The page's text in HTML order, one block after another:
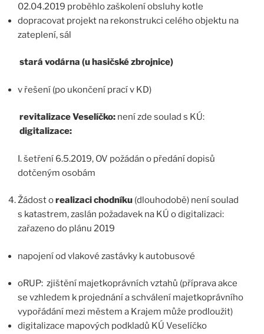
02.04.2019 proběhlo zaškolení obsluhy kotle
dopracovat projekt na rekonstrukci celého objektu na
zateplení, sál
stará vodárna (u hasičské zbrojnice)
v řešení (po ukončení prací v KD)
revitalizace Veselíčko: není zde soulad s KÚ:
digitalizace:
I. šetření 6.5.2019, OV požádán o předání dopisů
dotčeným osobám
Žádost orealizaci chodníku (dlouhodobě) není soulad
s katastrem, zaslán požadavek na KÚ o digitalizaci:
zařazeno do plánu 2019
napojení od vlakové zastávky k autobusové
oRUP: zjištění majetkoprávních vztahů (příprava akce
se vzhledem k projednání a schválení majetkoprávního
vypořádání mezi městem a Krajem může prodloužit)
digitalizace mapových podkladů KÚ Veselíčko